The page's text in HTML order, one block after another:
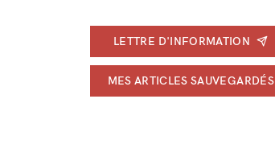
LETTRE D'INFORMATION
MES ARTICLES SAUVEGARDÉS